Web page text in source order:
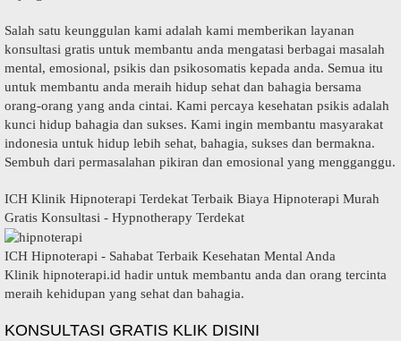
Salah satu keunggulan kami adalah kami memberikan layanan
konsultasi gratis untuk membantu anda mengatasi berbagai masalah
mental, emosional, psikis dan psikosomatis kepada anda. Semua itu
untuk membantu anda meraih hidup sehat dan bahagia bersama
orang-orang yang anda cintai. Kami percaya kesehatan psikis adalah
kunci hidup bahagia dan sukses. Kami ingin membantu masyarakat
indonesia untuk hidup lebih sehat, bahagia, sukses dan bermakna.
Sembuh dari permasalahan pikiran dan emosional yang mengganggu.
ICH Klinik Hipnoterapi Terdekat Terbaik Biaya Hipnoterapi Murah
Gratis Konsultasi - Hypnotherapy Terdekat
ICH Hipnoterapi - Sahabat Terbaik Kesehatan Mental Anda
Klinik hipnoterapi.id hadir untuk membantu anda dan orang tercinta
meraih kehidupan yang sehat dan bahagia.
KONSULTASI GRATIS KLIK DISINI